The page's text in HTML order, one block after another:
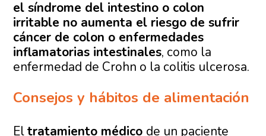
el síndrome del intestino o colon
irritable no aumenta el riesgo de sufrir
cáncer de colon o enfermedades
inflamatorias intestinales, como la
enfermedad de Crohn o la colitis ulcerosa.
Consejos y hábitos de alimentación
Eltratamiento médico de un paciente